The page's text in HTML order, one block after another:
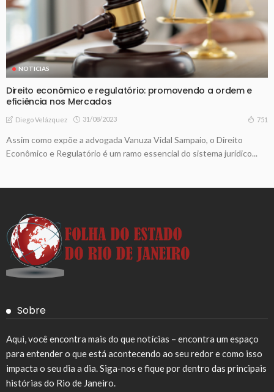
NOTICIAS
Direito econômico e regulatório: promovendo a ordem e
eficiência nos Mercados
Diego Velázquez 31/08/2023 751
Assim como expõe a advogada Vanuza Vidal Sampaio, o Direito
Econômico e Regulatório é um ramo essencial do sistema jurídico...
Sobre
Aqui, você encontra mais do que notícias – encontra um espaço
para entender o que está acontecendo ao seu redor e como isso
impacta o seu dia a dia. Siga-nos e fique por dentro das principais
histórias do Rio de Janeiro.